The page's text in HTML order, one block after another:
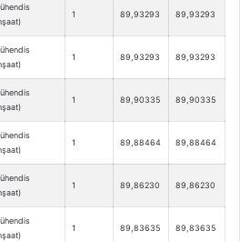
1 89,93293 89,93293
1 89,93293 89,93293
1 89,90335 89,90335
1 89,88464 89,88464
1 89,86230 89,86230
1 89,83635 89,83635